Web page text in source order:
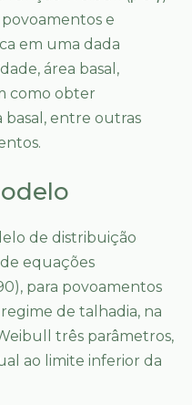
e
em uma dada
área basal,
como obter
basal, entre outras
de distribuição
equações
para povoamentos
regime de talhadia, na
três parâmetros,
ao limite inferior da